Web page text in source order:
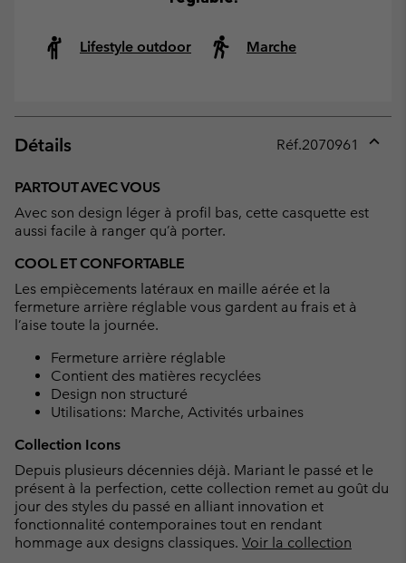
Lifestyle outdoor Marche
Détails Réf.2070961
PARTOUT AVEC VOUS
Avec son design léger à profil bas, cette casquette est
aussi facile à ranger qu’à porter.
COOL ET CONFORTABLE
Les empiècements latéraux en maille aérée et la
fermeture arrière réglable vous gardent au frais et à
l’aise toute la journée.
Fermeture arrière réglable
Contient des matières recyclées
Design non structuré
Utilisations: Marche, Activités urbaines
Collection Icons
Depuis plusieurs décennies déjà. Mariant le passé et le
présent à la perfection, cette collection remet au goût du
jour des styles du passé en alliant innovation et
fonctionnalité contemporaines tout en rendant
hommage aux designs classiques. Voir la collection